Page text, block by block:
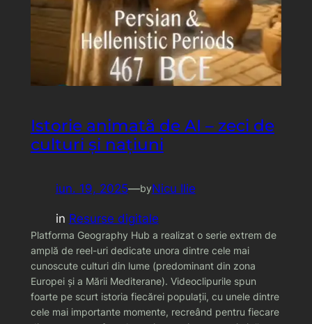
Istorie animată de AI – zeci de
culturi și națiuni
iun. 19, 2025—byNicu Ilie
in Resurse digitale
Platforma Geography Hub a realizat o serie extrem de
amplă de reel-uri dedicate unora dintre cele mai
cunoscute culturi din lume (predominant din zona
Europei și a Mării Mediterane). Videoclipurile spun
foarte pe scurt istoria fiecărei populații, cu unele dintre
cele mai importante momente, recreând pentru fiecare